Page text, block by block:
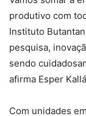
produtivo com
Instituto
pesquisa,
sendo
afirma Esper
Com unidades